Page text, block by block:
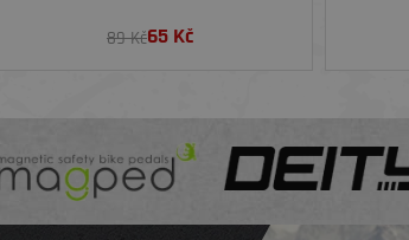
89 Kč65 Kč